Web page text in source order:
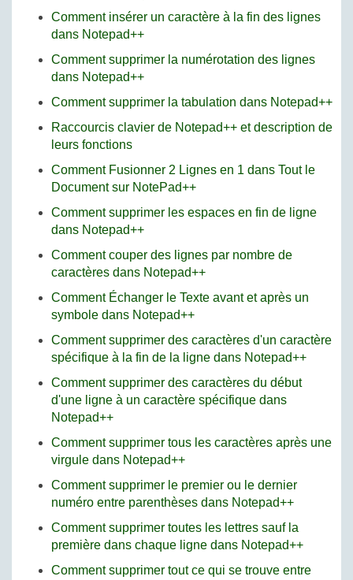
Comment insérer un caractère à la fin des lignes
dans Notepad++
Comment supprimer la numérotation des lignes
dans Notepad++
Comment supprimer la tabulation dans Notepad++
Raccourcis clavier de Notepad++ et description de
leurs fonctions
Comment Fusionner 2 Lignes en 1 dans Tout le
Document sur NotePad++
Comment supprimer les espaces en fin de ligne
dans Notepad++
Comment couper des lignes par nombre de
caractères dans Notepad++
Comment Échanger le Texte avant et après un
symbole dans Notepad++
Comment supprimer des caractères d'un caractère
spécifique à la fin de la ligne dans Notepad++
Comment supprimer des caractères du début
d'une ligne à un caractère spécifique dans
Notepad++
Comment supprimer tous les caractères après une
virgule dans Notepad++
Comment supprimer le premier ou le dernier
numéro entre parenthèses dans Notepad++
Comment supprimer toutes les lettres sauf la
première dans chaque ligne dans Notepad++
Comment supprimer tout ce qui se trouve entre